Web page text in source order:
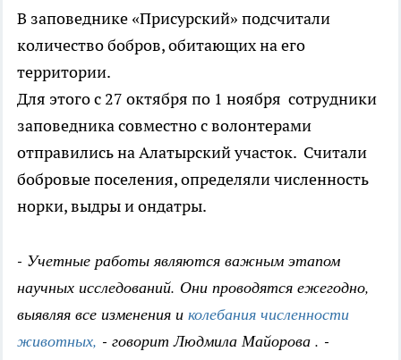
В заповеднике «Присурский» подсчитали
количество бобров, обитающих на его
территории.
Для этого с 27 октября по 1 ноября сотрудники
заповедника совместно с волонтерами
отправились на Алатырский участок. Считали
бобровые поселения, определяли численность
норки, выдры и ондатры.
- Учетные работы являются важным этапом
научных исследований. Они проводятся ежегодно,
выявляя все изменения и колебания численности
животных, - говорит Людмила Майорова . -